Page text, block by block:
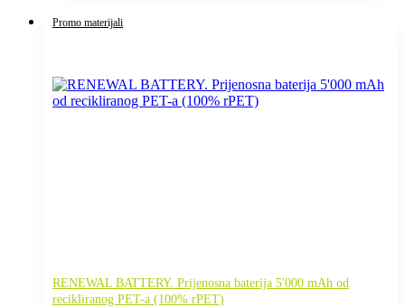
Promo materijali
RENEWAL BATTERY. Prijenosna baterija 5'000 mAh od
recikliranog PET-a (100% rPET)